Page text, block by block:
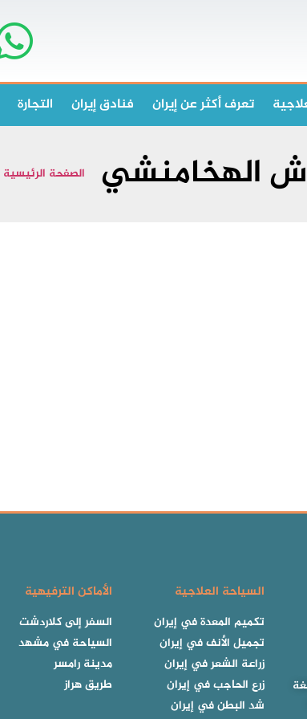
تعرف أكثر عن إيران فنادق إيران التجارة
الهخامنشي الصفحة الرئيسية
السياحة العلاجية
تكميم المعدة في إيران
تجميل الأنف في إيران
زراعة الشعر في إيران
زرع الحاجب في إيران
شد البطن في إيران
الأماكن الترفيهية
السفر إلى كلاردشت
السياحة في مشهد
مدينة رامسر
طريق هراز